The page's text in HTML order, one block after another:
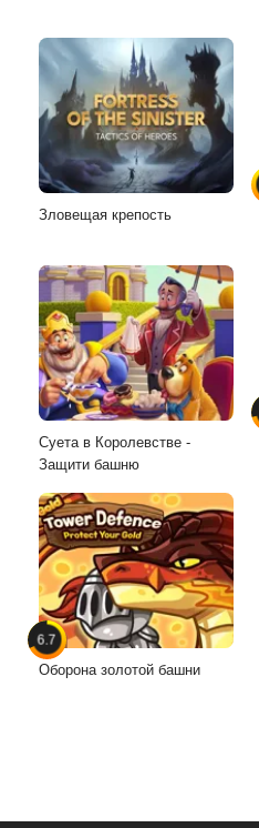
Зловещая крепость
Суета в Королевстве -
Защити башню
6.7
Оборона золотой башни